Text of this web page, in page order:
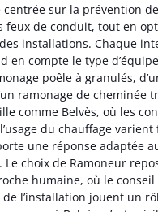
centrée sur la prévention
feux de conduit, tout en
installations. Chaque
en compte le type
poêle à granulés,
ramonage de cheminée
comme Belvès, où les
du chauffage
une réponse adaptée
Le choix de Ramoneur
humaine, où le conseil
l’installation jouent un